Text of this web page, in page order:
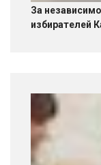
За
избирателей